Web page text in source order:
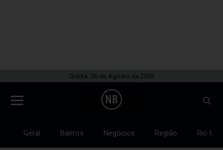
Quinta, 06 de Agosto de 2026
Geral Bairros Negócios Região Rio